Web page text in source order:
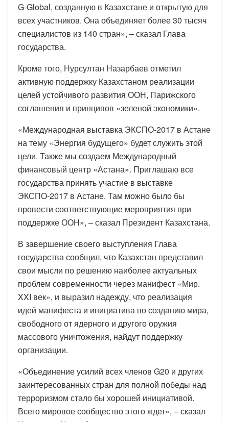
G-Global, созданную в Казахстане и открытую для
всех участников. Она объединяет более 30 тысяч
специалистов из 140 стран», – сказал Глава
государства.
Кроме того, Нурсултан Назарбаев отметил
активную поддержку Казахстаном реализации
целей устойчивого развития ООН, Парижского
соглашения и принципов «зеленой экономики».
«Международная выставка ЭКСПО-2017 в Астане
на тему «Энергия будущего» будет служить этой
цели. Также мы создаем Международный
финансовый центр «Астана». Приглашаю все
государства принять участие в выставке
ЭКСПО-2017 в Астане. Там можно было бы
провести соответствующие мероприятия при
поддержке ООН», – сказал Президент Казахстана.
В завершение своего выступления Глава
государства сообщил, что Казахстан представил
свои мысли по решению наиболее актуальных
проблем современности через манифест «Мир.
XXI век», и выразил надежду, что реализация
идей манифеста и инициатива по созданию мира,
свободного от ядерного и другого оружия
массового уничтожения, найдут поддержку
организации.
«Объединение усилий всех членов G20 и других
заинтересованных стран для полной победы над
терроризмом стало бы хорошей инициативой.
Всего мировое сообщество этого ждет», – сказал